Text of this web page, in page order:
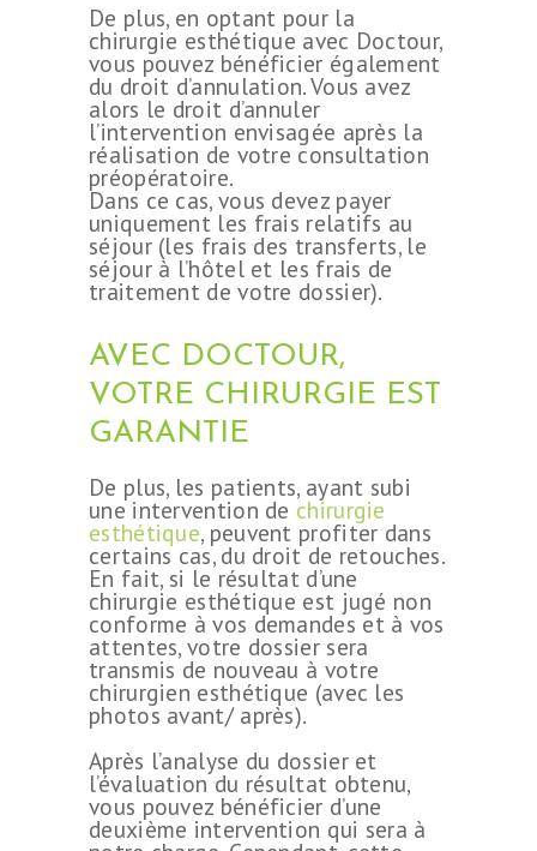
De plus, en optant pour la
chirurgie esthétique avec Doctour,
vous pouvez bénéficier également
du droit d’annulation. Vous avez
alors le droit d’annuler
l’intervention envisagée après la
réalisation de votre consultation
préopératoire.
Dans ce cas, vous devez payer
uniquement les frais relatifs au
séjour (les frais des transferts, le
séjour à l’hôtel et les frais de
traitement de votre dossier).
AVEC DOCTOUR,
VOTRE CHIRURGIE EST
GARANTIE
De plus, les patients, ayant subi
une intervention de chirurgie
esthétique, peuvent profiter dans
certains cas, du droit de retouches.
En fait, si le résultat d’une
chirurgie esthétique est jugé non
conforme à vos demandes et à vos
attentes, votre dossier sera
transmis de nouveau à votre
chirurgien esthétique (avec les
photos avant/ après).
Après l’analyse du dossier et
l’évaluation du résultat obtenu,
vous pouvez bénéficier d’une
deuxième intervention qui sera à